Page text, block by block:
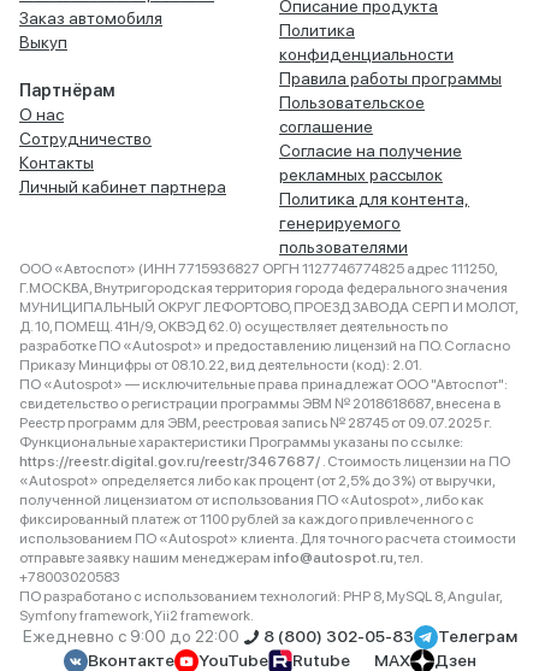
Заказ автомобиля
Выкуп
Партнёрам
О нас
Сотрудничество
Контакты
Личный кабинет партнера
Описание продукта
Политика
конфиденциальности
Правила работы программы
Пользовательское
соглашение
Согласие на получение
рекламных рассылок
Политика для контента,
генерируемого
пользователями
ООО «Автоспот» (ИНН 7715936827 ОРГН 1127746774825 адрес 111250,
Г.МОСКВА, Внутригородская территория города федерального значения
МУНИЦИПАЛЬНЫЙ ОКРУГ ЛЕФОРТОВО, ПРОЕЗД ЗАВОДА СЕРП И МОЛОТ,
Д. 10, ПОМЕЩ. 41Н/9, ОКВЭД 62.0) осуществляет деятельность по
разработке ПО «Autospot» и предоставлению лицензий на ПО. Согласно
Приказу Минцифры от 08.10.22, вид деятельности (код): 2.01.
ПО «Autospot» — исключительные права принадлежат ООО "Автоспот":
свидетельство о регистрации программы ЭВМ № 2018618687, внесена в
Реестр программ для ЭВМ, реестровая запись № 28745 от 09.07.2025 г.
Функциональные характеристики Программы указаны по ссылке:
https://reestr.digital.gov.ru/reestr/3467687/ . Стоимость лицензии на ПО
«Autospot» определяется либо как процент (от 2,5% до 3%) от выручки,
полученной лицензиатом от использования ПО «Autospot», либо как
фиксированный платеж от 1100 рублей за каждого привлеченного с
использованием ПО «Autospot» клиента. Для точного расчета стоимости
отправьте заявку нашим менеджерам info@autospot.ru, тел.
+78003020583
ПО разработано с использованием технологий: PHP 8, MySQL 8, Angular,
Symfony framework, Yii2 framework.
Ежедневно с 9:00 до 22:00 8 (800) 302-05-83
Телеграм
Вконтакте
YouTube Rutube MAX Дзен